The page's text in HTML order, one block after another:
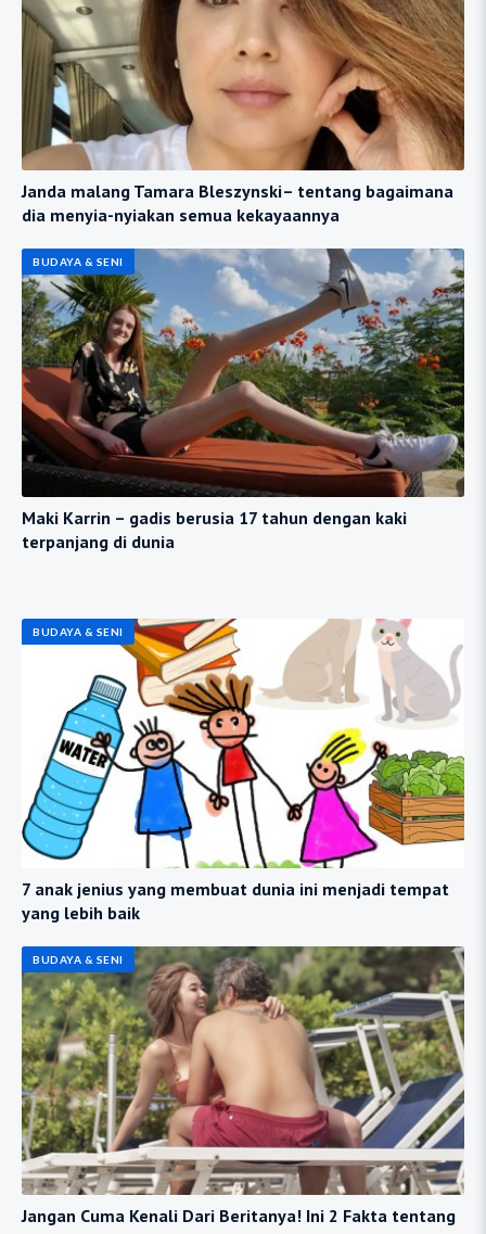
Janda malang Tamara Bleszynski– tentang bagaimana
dia menyia-nyiakan semua kekayaannya
BUDAYA & SENI
Maki Karrin – gadis berusia 17 tahun dengan kaki
terpanjang di dunia
BUDAYA & SENI
7 anak jenius yang membuat dunia ini menjadi tempat
yang lebih baik
BUDAYA & SENI
Jangan Cuma Kenali Dari Beritanya! Ini 2 Fakta tentang